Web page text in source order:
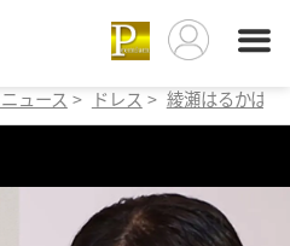
ュース > ドレス > 綾瀬はるかは